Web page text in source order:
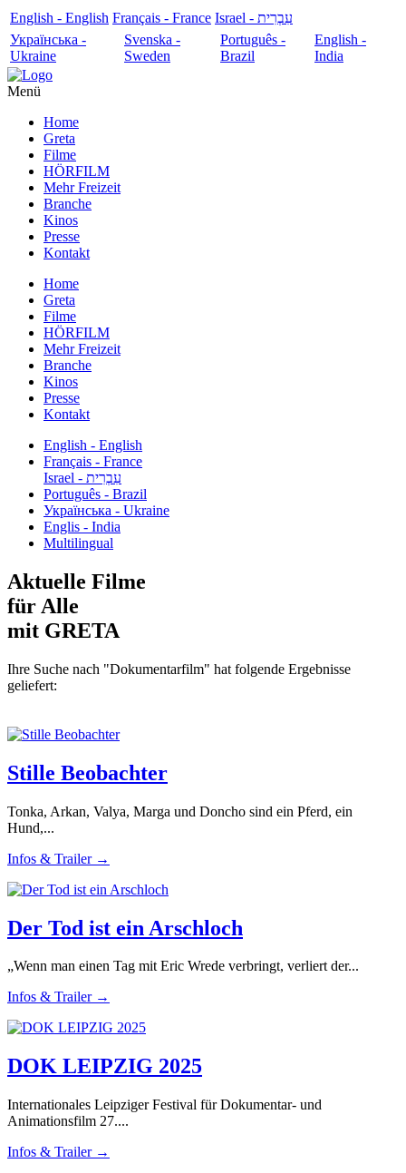
English - English Français - France
עִבְרִית - Israel
Українська -
Ukraine
Svenska -
Sweden
Português -
Brazil
English -
India
Menü
Home
Greta
Filme
HÖRFILM
Mehr Freizeit
Branche
Kinos
Presse
Kontakt
Home
Greta
Filme
HÖRFILM
Mehr Freizeit
Branche
Kinos
Presse
Kontakt
English - English
Français - France
עִבְרִית - Israel
Português - Brazil
Українська - Ukraine
Englis - India
Multilingual
Aktuelle Filme
für Alle
mit GRETA
Ihre Suche nach "Dokumentarfilm" hat folgende Ergebnisse
geliefert:
Stille Beobachter
Tonka, Arkan, Valya, Marga und Doncho sind ein Pferd, ein
Hund,...
Infos & Trailer →
Der Tod ist ein Arschloch
„Wenn man einen Tag mit Eric Wrede verbringt, verliert der...
Infos & Trailer →
DOK LEIPZIG 2025
Internationales Leipziger Festival für Dokumentar- und
Animationsfilm 27....
Infos & Trailer →